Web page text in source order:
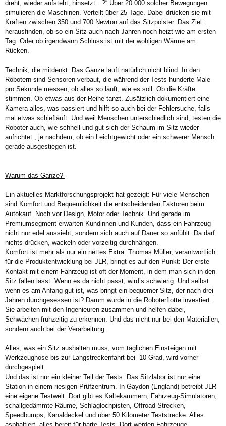
dreht, wieder aufsteht, hinsetzt…?“ Über 20.000 solcher Bewegungen
simulieren die Maschinen. Verteilt über 25 Tage. Dabei drücken sie mit
Kräften zwischen 350 und 700 Newton auf das Sitzpolster. Das Ziel:
herausfinden, ob so ein Sitz auch nach Jahren noch heizt wie am ersten
Tag. Oder ob irgendwann Schluss ist mit der wohligen Wärme am
Rücken.
Technik, die mitdenkt: Das Ganze läuft natürlich nicht blind. In den
Robotern sind Sensoren verbaut, die während der Tests hunderte Male
pro Sekunde messen, ob alles so läuft, wie es soll. Ob die Kräfte
stimmen. Ob etwas aus der Reihe tanzt. Zusätzlich dokumentiert eine
Kamera alles, was passiert und hilft so auch bei der Fehlersuche, falls
mal etwas schiefläuft. Und weil Menschen unterschiedlich sind, testen die
Roboter auch, wie schnell und gut sich der Schaum im Sitz wieder
aufrichtet , je nachdem, ob ein Leichtgewicht oder ein schwerer Mensch
gerade ausgestiegen ist.
Warum das Ganze?
Ein aktuelles Marktforschungsprojekt hat gezeigt: Für viele Menschen
sind Komfort und Bequemlichkeit die entscheidenden Faktoren beim
Autokauf. Noch vor Design, Motor oder Technik. Und gerade im
Premiumsegment erwarten Kundinnen und Kunden, dass ein Fahrzeug
nicht nur edel aussieht, sondern sich auch auf Dauer so anfühlt. Da darf
nichts drücken, wackeln oder vorzeitig durchhängen.
Komfort ist mehr als nur ein nettes Extra: Thomas Müller, verantwortlich
für die Produktentwicklung bei JLR, bringt es auf den Punkt: Der erste
Kontakt mit einem Fahrzeug ist oft der Moment, in dem man sich in den
Sitz fallen lässt. Wenn es da nicht passt, wird’s schwierig. Und selbst
wenn es am Anfang gut ist, was bringt ein bequemer Sitz, der nach drei
Jahren durchgesessen ist? Darum wurde in die Roboterflotte investiert.
Sie arbeiten mit den Ingenieuren zusammen und helfen dabei,
Schwächen frühzeitig zu erkennen. Und das nicht nur bei den Materialien,
sondern auch bei der Verarbeitung.
Alles, was ein Sitz aushalten muss, vom täglichen Einsteigen mit
Werkzeughose bis zur Langstreckenfahrt bei -10 Grad, wird vorher
durchgespielt.
Und das ist nur ein kleiner Teil der Tests: Das Sitzlabor ist nur eine
Station in einem riesigen Prüfzentrum. In Gaydon (England) betreibt JLR
eine eigene Testwelt. Dort gibt es Kältekammern, Fahrzeug-Simulatoren,
schallgedämmte Räume, Schlaglochpisten, Offroad-Strecken,
Speedbumps, Kanaldeckel und über 50 Kilometer Teststrecke. Alles